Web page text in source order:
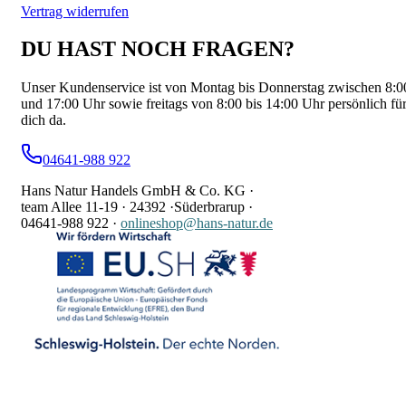
Vertrag widerrufen
DU HAST NOCH FRAGEN?
Unser Kundenservice ist von Montag bis Donnerstag zwischen
und 17:00 Uhr sowie freitags von 8:00 bis 14:00 Uhr persönlich für
dich da.
04641-988 922
Hans Natur Handels GmbH & Co. KG ·
team Allee 11-19 · 24392 ·Süderbrarup ·
04641-988 922 · onlineshop@hans-natur.de